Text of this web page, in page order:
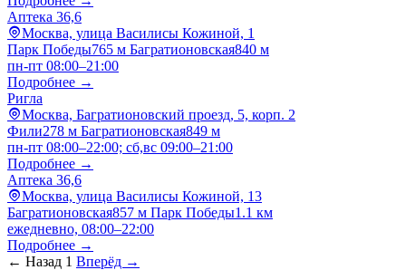
Аптека 36,6
Москва, улица Василисы Кожиной, 1
Парк Победы765 м Багратионовская840 м
пн-пт 08:00–21:00
Подробнее →
Ригла
Москва, Багратионовский проезд, 5, корп. 2
Фили278 м Багратионовская849 м
пн-пт 08:00–22:00; сб,вс 09:00–21:00
Подробнее →
Аптека 36,6
Москва, улица Василисы Кожиной, 13
Багратионовская857 м Парк Победы1.1 км
ежедневно, 08:00–22:00
Подробнее →
← Назад 1 Вперёд →